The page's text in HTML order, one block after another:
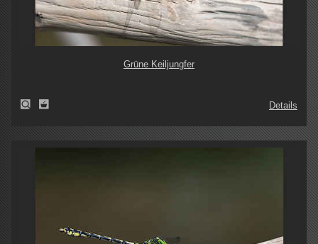
Grüne Keiljungfer
Details